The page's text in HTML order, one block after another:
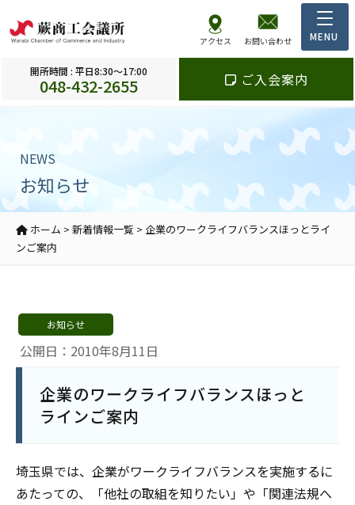
アクセス お問い合わせ
開所時間 : 平日8:30～17:00
048-432-2655 ご入会案内
NEWS
お知らせ
ホーム > 新着情報一覧 > 企業のワークライフバランスほっとライ
ンご案内
公開日：2010年8月11日
お知らせ
企業のワークライフバランスほっと
ラインご案内
埼玉県では、企業がワークライフバランスを実施するに
あたっての、「他社の取組を知りたい」や「関連法規へ